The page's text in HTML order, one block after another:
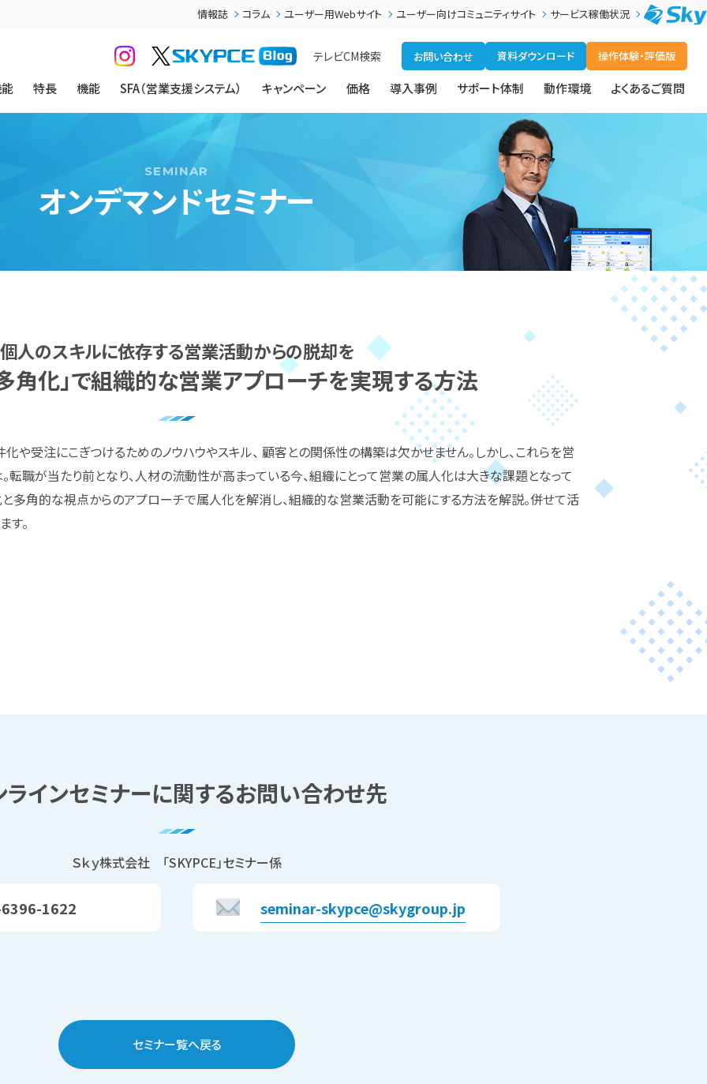
テレビCM検索 お問い合わせ 資料ダウンロード 操作体験・評価版
特長 機能 SFA（営業支援システム） キャンペーン 価格 導入事例 サポート体制 動作環境 よくあるご質問
情報誌 コラム ユーザー用Webサイト ユーザー向けコミュニティサイト サービス稼働状況
オンデマンドセミナー
個人のスキルに依存する営業活動からの脱却を
多角化」で組織的な営業アプローチを実現する方法
や受注にこぎつけるためのノウハウやスキル、 顧客との関係性の構築は欠かせません。しかし、これらを営
職が当たり前となり、人材の流動性が高まっている今、組織にとって営業の属人化は大きな課題となって
と多角的な視点からのアプローチで属人化を解消し、組織的な営業活動を可能にする方法を解説。併せて活
す。
ラインセミナーに関するお問い合わせ先
Ｓｋｙ株式会社 「SKYPCE」セミナー係
1622 seminar-skypce@skygroup.jp
セミナー覧へ戻る